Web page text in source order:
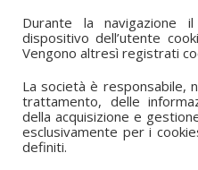
Durante la navigazione
dispositivo dell’utente
Vengono altresì registrati
La società è responsabile,
trattamento, delle
della acquisizione e
esclusivamente per i
definiti.